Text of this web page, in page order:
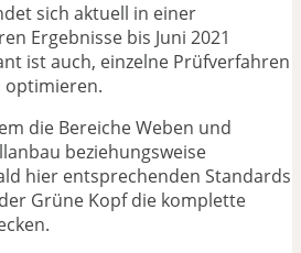
sich aktuell in einer
Ergebnisse bis Juni 2021
ist auch, einzelne Prüfverfahren
optimieren.
die Bereiche Weben und
beziehungsweise
hier entsprechenden Standards
Grüne Kopf die komplette